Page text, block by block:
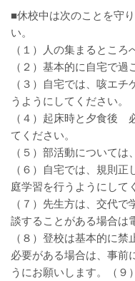
■休校中は次のことを守
い。
（１）人の集まるところ
（２）基本的に自宅で過
（３）自宅では、咳エ
うようにしてください。
（４）起床時と夕食後
てください。
（５）部活動については
（６）自宅では、規則
庭学習を行うようにして
（７）先生方は、交代
談することがある場合は
（８）登校は基本的に
必要がある場合は、事前
うにお願いします。（９